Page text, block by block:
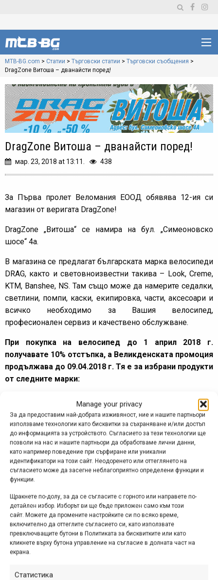
Manage your privacy
За да предоставим най-добрата изживяност, ние и нашите партньори
използваме технологии като бисквитки за съхраняване и/или достъп
до информацията за устройството. Съгласието за тези технологии ще
позволи на нас и нашите партньори да обработваме лични данни,
като например поведение при сърфиране или уникални
идентификатори на този сайт. Неодоренето или оттеглянето на
съгласието може да засегне неблагоприятно определени функции и
функции.
Щракнете по-долу, за да се съгласите с горното или направете по-
детайлен избор. Изборът ви ще бъде приложен само към този
сайт. Можете да промените настройките си по всяко време,
включително да оттеглите съгласието си, като използвате
превключващите бутони в Политиката за бисквитките или като
кликнете върху бутона управление на съгласие в долната част на
екрана.
Статистика
MTB-BG.com > Статии > Търговски статии > Търговски съобщения >
DragZone Витоша – дванайсти поред!
DragZone Витоша – дванайсти поред!
мар. 23, 2018 at 13:11. 438
За Първа пролет Веломания ЕООД обявява 12-ия си
магазин от веригата DragZone!
DragZone „Витоша“ се намира на бул. „Симеоновско
шосе“ 4а.
В магазина се предлагат българската марка велосипеди
DRAG, както и световноизвестни такива – Look, Creme,
KTM, Banshee, NS. Там също може да намерите седалки,
светлини, помпи, каски, екипировка, части, аксесоари и
всичко необходимо за Вашия велосипед,
професионален сервиз и качествено обслужване.
При покупка на велосипед до 1 април 2018 г.
получавате 10% отстъпка, а Великденската промоция
продължава до 09.04.2018 г. Тя е за избрани продукти
от следните марки:
X – fusion – до 50%
Selle Royal – до 40%
Giro – до 40%
COX components – до 40%
Crank Brothers – до 30%
Blackburn – до 30%
Zefal – до 30%
*Промоцията е валидна до изтичане на периода или до
изчерпване на количества.
**Промоцията е за избрани продукти от изброените
марки.